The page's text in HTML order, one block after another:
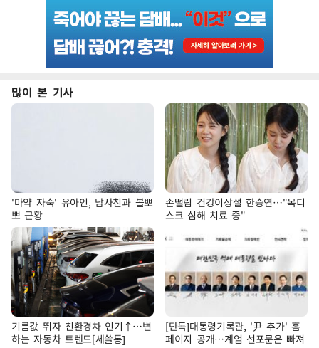
많이 본 기사
'마약 자숙' 유아인, 남사친과 볼뽀
뽀 근황
손떨림 건강이상설 한승연…"목디
스크 심해 치료 중"
기름값 뛰자 친환경차 인기↑…변
하는 자동차 트렌드[세쓸통]
[단독]대통령기록관, '尹 추가' 홈
페이지 공개…계엄 선포문은 빠져